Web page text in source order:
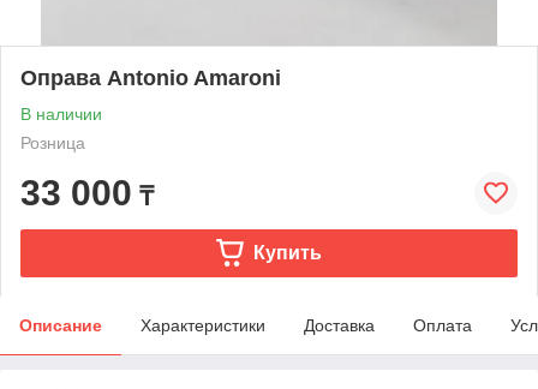
Оправа Antonio Amaroni
В наличии
Розница
33 000 ₸
Купить
Описание Характеристики Доставка Оплата